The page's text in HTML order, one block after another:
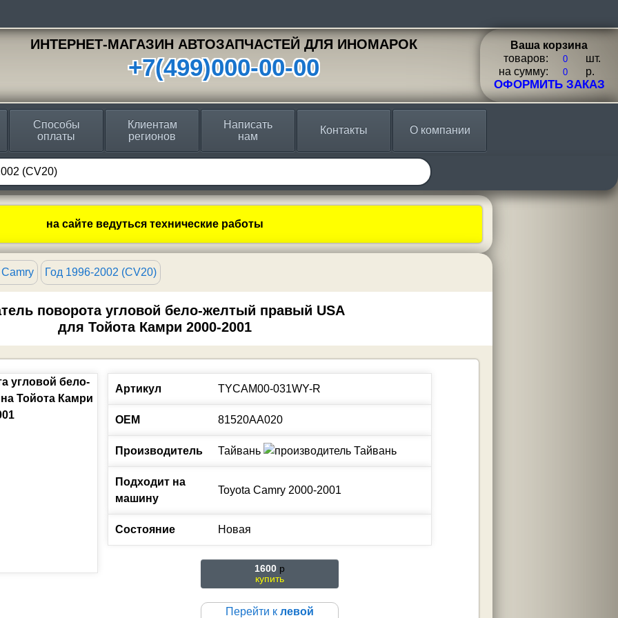
ИНТЕРНЕТ-МАГАЗИН АВТОЗАПЧАСТЕЙ ДЛЯ ИНОМАРОК
+7(499)000-00-00
Ваша корзина
товаров:
шт.
на сумму:
p.
ОФОРМИТЬ ЗАКАЗ
Способы
оплаты
Клиентам
регионов
Написать
нам
Контакты О компании
на сайте ведуться технические работы
Год 1996-2002 (CV20)
поворота угловой бело-желтый правый USA
для Тойота Камри 2000-2001
Артикул TYCAM00-031WY-R
ОЕМ 81520AA020
Производитель Тайвань
Подходит на
машину
Toyota Camry 2000-2001
Состояние Новая
1600 p
купить
Перейти к левой